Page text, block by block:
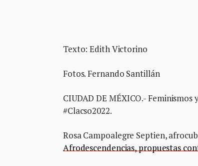
Texto: Edith Victorino
Fotos. Fernando Santillán
CIUDAD DE MÉXICO.-
#Clacso2022.
Rosa Campoalegre Septien,
Afrodescendencias, propuestas